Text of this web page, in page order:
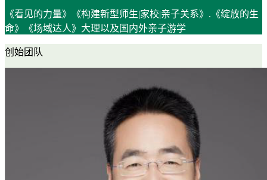
《看见的力量》《构建新型师生|家校|亲子关系》.《绽放的生
命》《场域达人》大理以及国内外亲子游学
创始团队